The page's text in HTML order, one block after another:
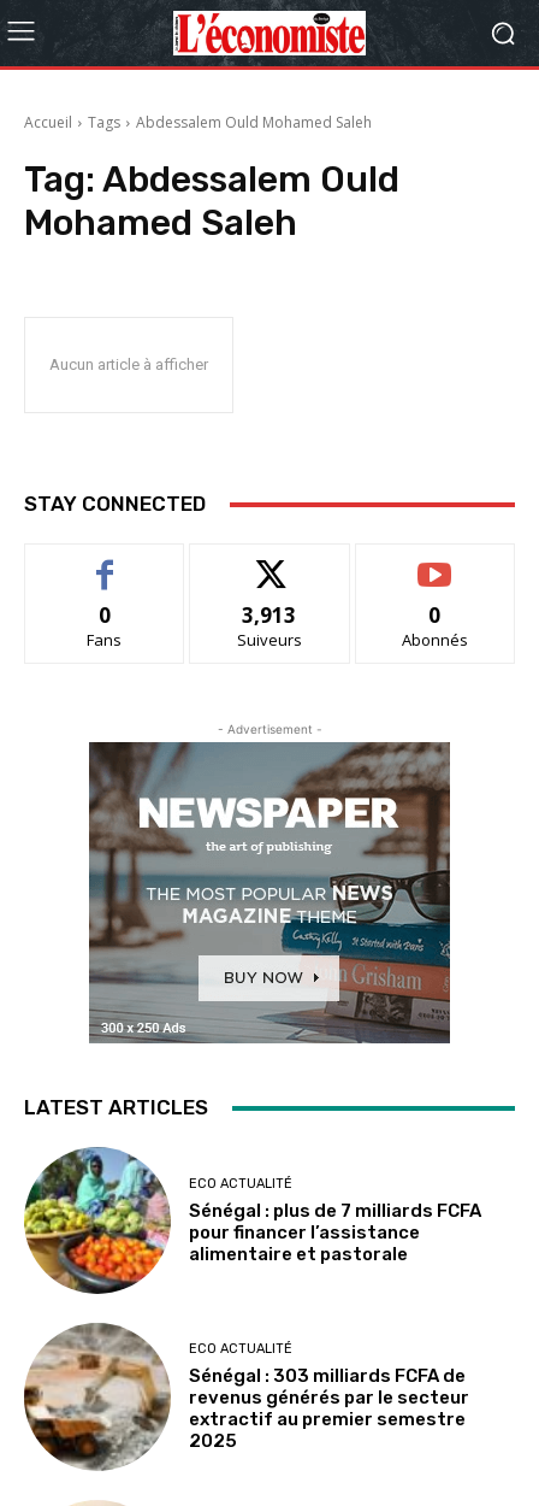
Accueil Tags Abdessalem Ould Mohamed Saleh
Tag: Abdessalem Ould
Mohamed Saleh
Aucun article à afficher
STAY CONNECTED
0
Fans
3,913
Suiveurs
0
Abonnés
- Advertisement -
LATEST ARTICLES
ECO ACTUALITÉ
Sénégal : plus de 7 milliards FCFA
pour financer l’assistance
alimentaire et pastorale
ECO ACTUALITÉ
Sénégal : 303 milliards FCFA de
revenus générés par le secteur
extractif au premier semestre
2025